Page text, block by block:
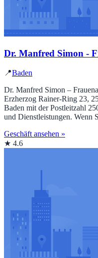
Dr. Manfred Simon -
📍Baden
Dr. Manfred Simon –
Erzherzog Rainer-Ring 23,
Baden mit der Postleitzahl
und Dienstleistungen. Wenn
Geschäft ansehen »
★ 4.6